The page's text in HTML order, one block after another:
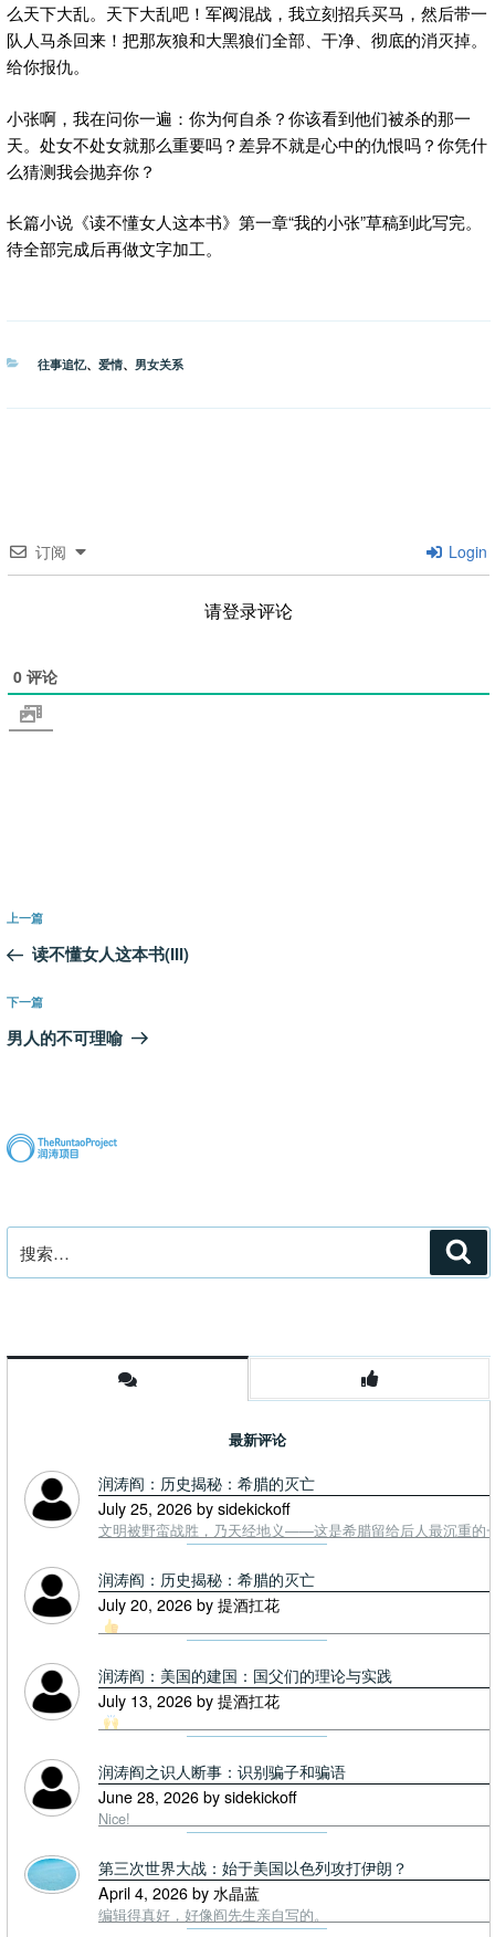
么天下大乱。天下大乱吧！军阀混战，我立刻招兵买马，然后带一
队人马杀回来！把那灰狼和大黑狼们全部、干净、彻底的消灭掉。
给你报仇。
小张啊，我在问你一遍：你为何自杀？你该看到他们被杀的那一
天。处女不处女就那么重要吗？差异不就是心中的仇恨吗？你凭什
么猜测我会抛弃你？
长篇小说《读不懂女人这本书》第一章“我的小张”草稿到此写完。
待全部完成后再做文字加工。
分
往事追忆、 爱情、 男女关系
订阅 Login
请登录评论
0 评论
文
导
航
上
一
文
章
上一篇
读不懂女人这本书(III)
下
一
下一篇
男人的不可理喻
索：
最新评论
润涛阎：历史揭秘：希腊的灭亡
July 25, 2026 by sidekickoff
文明被野蛮战胜，乃天经地义——这是希腊留给后人最沉重的
润涛阎：历史揭秘：希腊的灭亡
July 20, 2026 by 提酒扛花
润涛阎：美国的建国：国父们的理论与实践
July 13, 2026 by 提酒扛花
润涛阎之识人断事：识别骗子和骗语
June 28, 2026 by sidekickoff
Nice!
第三次世界大战：始于美国以色列攻打伊朗？
April 4, 2026 by 水晶蓝
编辑得真好，好像阎先生亲自写的。